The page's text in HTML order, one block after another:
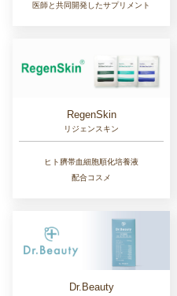
医師と共同開発したサプリメント
RegenSkin
リジェンスキン
ヒト臍帯血細胞順化培養液
配合コスメ
Dr.Beauty